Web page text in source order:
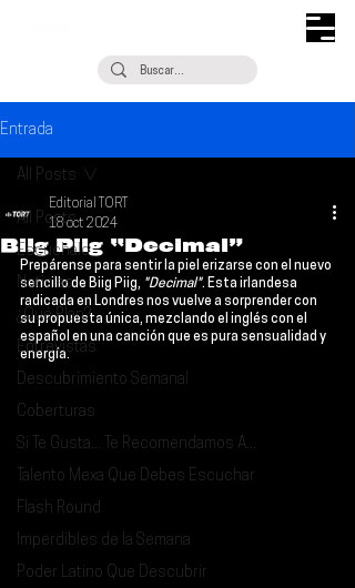
Entrada
All Posts
Escúchalo
Noticias
¿Qué Plan?
Entrevistas
Descubrimiento Semanal
Coberturas
Si Te Gusta... Te Recomendamos A...
Talento Mexa Que Debes Escuchar
Flash Round
Imperdibles de la Semana
Poder Latino Que Descubrir
All Posts
Biig Piig “Decimal”
Editorial TORT
18 oct 2024
Prepárense para sentir la piel erizarse con el nuevo
sencillo de Biig Piig, "Decimal". Esta irlandesa
radicada en Londres nos vuelve a sorprender con
su propuesta única, mezclando el inglés con el
español en una canción que es pura sensualidad y
energía.